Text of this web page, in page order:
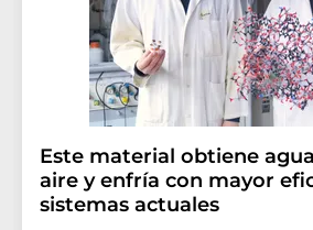
Este material obtiene
aire y enfría con mayor
sistemas actuales